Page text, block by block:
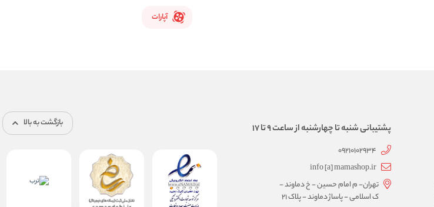
آپارات
پشتیبانی شنبه تا چهارشنبه از ساعت 9 تا 17
09210102934
info [a] mamashop.ir
تهران- م امام حسین - خ دماوند -
ک اسلامی - پاساژ دماوند - پلاک 21
بازگشت به بالا